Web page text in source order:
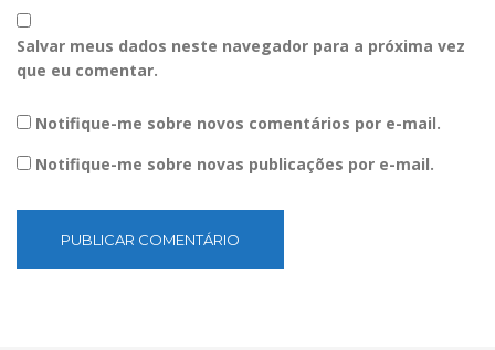
Salvar meus dados neste navegador para a próxima vez
que eu comentar.
Notifique-me sobre novos comentários por e-mail.
Notifique-me sobre novas publicações por e-mail.